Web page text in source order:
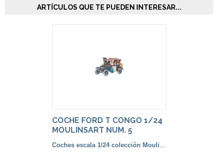
ARTÍCULOS QUE TE PUEDEN INTERESAR...
COCHE FORD T CONGO 1/24
MOULINSART NUM. 5
Coches escala 1/24 colección Moulinsart